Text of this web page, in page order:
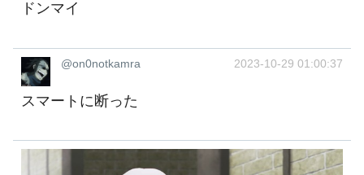
ドンマイ
@on0notkamra 2023-10-29 01:00:37
スマートに断った